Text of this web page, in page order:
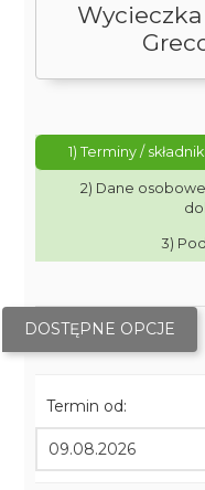
1) Terminy /
2) Dane
3)
DOSTĘPNE OPCJE
Termin od: